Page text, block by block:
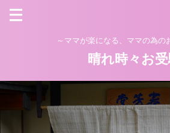
～ママが楽になる、ママの為の
晴れ時々お